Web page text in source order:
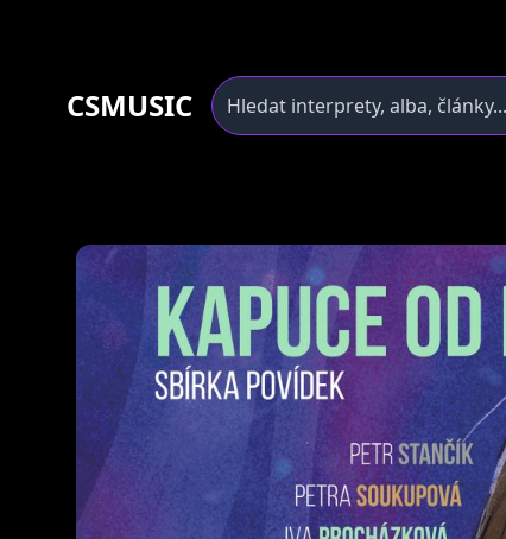
CSMUSIC